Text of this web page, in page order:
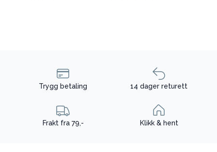
Trygg betaling 14 dager returett
Frakt fra 79,- Klikk & hent